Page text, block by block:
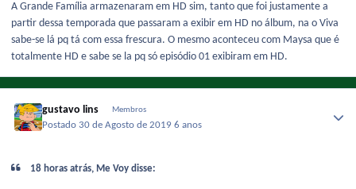
A Grande Família armazenaram em HD sim, tanto que foi justamente a
partir dessa temporada que passaram a exibir em HD no álbum, na o Viva
sabe-se lá pq tá com essa frescura. O mesmo aconteceu com Maysa que é
totalmente HD e sabe se la pq só episódio 01 exibiram em HD.
gustavo lins Membros
Postado 30 de Agosto de 20196 anos
18 horas atrás, Me Voy disse: